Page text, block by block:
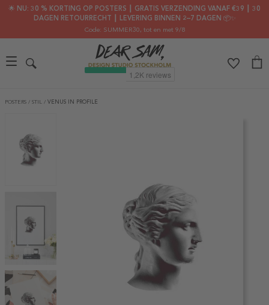
🌟 NU: 30 % KORTING OP POSTERS ┃ GRATIS VERZENDING VANAF €39 ┃ 30
DAGEN RETOURRECHT ┃ LEVERING BINNEN 2–7 DAGEN 📦✨
Code: SUMMER30, tot en met 9/8
POSTERS / STIL / VENUS IN PROFILE